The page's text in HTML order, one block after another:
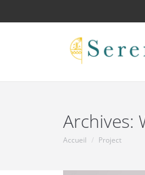
Archives:
Vous êtes ici :
Accueil Project